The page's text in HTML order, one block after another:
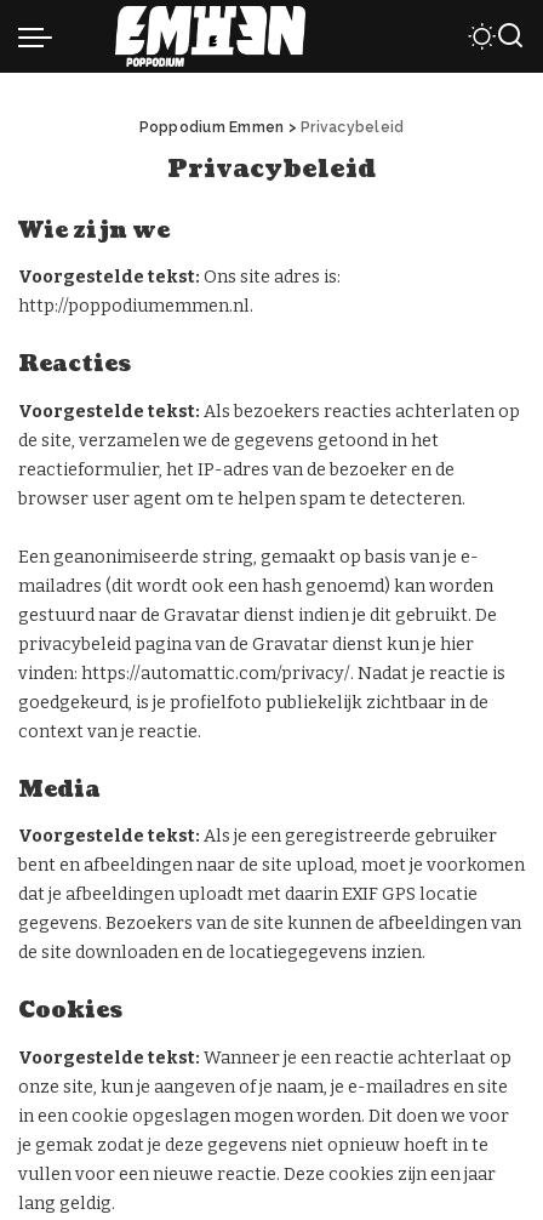
Poppodium Emmen > Privacybeleid
Privacybeleid
Wie zijn we
Voorgestelde tekst: Ons site adres is:
http://poppodiumemmen.nl.
Reacties
Voorgestelde tekst: Als bezoekers reacties achterlaten op
de site, verzamelen we de gegevens getoond in het
reactieformulier, het IP-adres van de bezoeker en de
browser user agent om te helpen spam te detecteren.
Een geanonimiseerde string, gemaakt op basis van je e-
mailadres (dit wordt ook een hash genoemd) kan worden
gestuurd naar de Gravatar dienst indien je dit gebruikt. De
privacybeleid pagina van de Gravatar dienst kun je hier
vinden: https://automattic.com/privacy/. Nadat je reactie is
goedgekeurd, is je profielfoto publiekelijk zichtbaar in de
context van je reactie.
Media
Voorgestelde tekst: Als je een geregistreerde gebruiker
bent en afbeeldingen naar de site upload, moet je voorkomen
dat je afbeeldingen uploadt met daarin EXIF GPS locatie
gegevens. Bezoekers van de site kunnen de afbeeldingen van
de site downloaden en de locatiegegevens inzien.
Cookies
Voorgestelde tekst: Wanneer je een reactie achterlaat op
onze site, kun je aangeven of je naam, je e-mailadres en site
in een cookie opgeslagen mogen worden. Dit doen we voor
je gemak zodat je deze gegevens niet opnieuw hoeft in te
vullen voor een nieuwe reactie. Deze cookies zijn een jaar
lang geldig.